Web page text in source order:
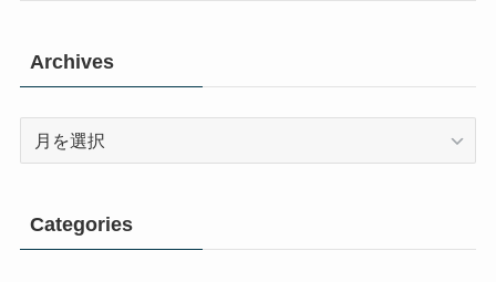
Archives
Archives
Categories